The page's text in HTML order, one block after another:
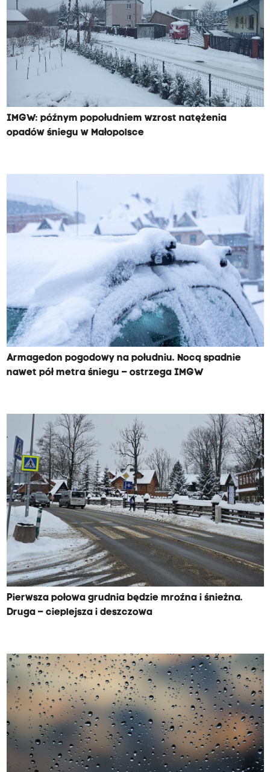
IMGW: późnym popołudniem wzrost natężenia
opadów śniegu w Małopolsce
Armagedon pogodowy na południu. Nocą spadnie
nawet pół metra śniegu – ostrzega IMGW
Pierwsza połowa grudnia będzie mroźna i śnieżna.
Druga – cieplejsza i deszczowa